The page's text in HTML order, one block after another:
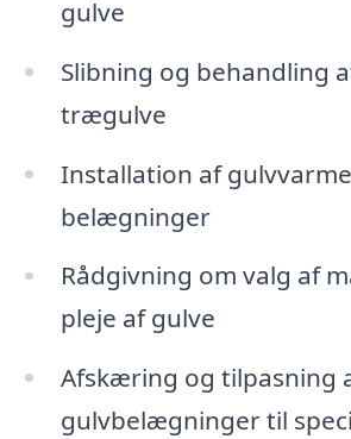
gulve
Slibning og behandling
trægulve
Installation af
belægninger
Rådgivning om valg af
pleje af gulve
Afskæring og tilpasning
gulvbelægninger til